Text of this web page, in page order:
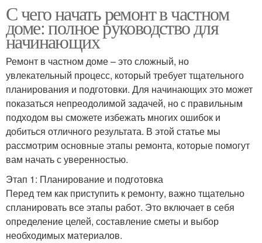
С чего начать ремонт в частном
доме: полное руководство для
начинающих
Ремонт в частном доме – это сложный, но
увлекательный процесс, который требует тщательного
планирования и подготовки. Для начинающих это может
показаться непреодолимой задачей, но с правильным
подходом вы сможете избежать многих ошибок и
добиться отличного результата. В этой статье мы
рассмотрим основные этапы ремонта, которые помогут
вам начать с уверенностью.
Этап 1: Планирование и подготовка
Перед тем как приступить к ремонту, важно тщательно
спланировать все этапы работ. Это включает в себя
определение целей, составление сметы и выбор
необходимых материалов.